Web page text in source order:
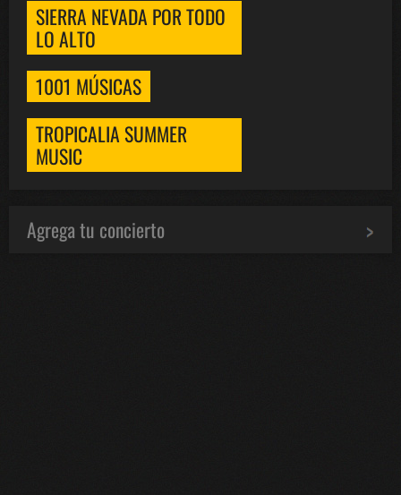
SIERRA NEVADA POR TODO
LO ALTO
1001 MÚSICAS
TROPICALIA SUMMER
MUSIC
Agrega tu concierto